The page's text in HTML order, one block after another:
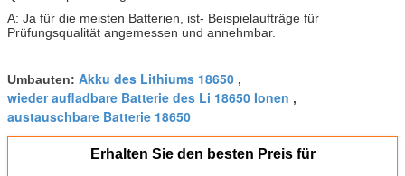
A: Ja für die meisten Batterien, ist- Beispielaufträge für
Prüfungsqualität angemessen und annehmbar.
Umbauten: Akku des Lithiums 18650 ,
wieder aufladbare Batterie des Li 18650 Ionen ,
austauschbare Batterie 18650
Erhalten Sie den besten Preis für